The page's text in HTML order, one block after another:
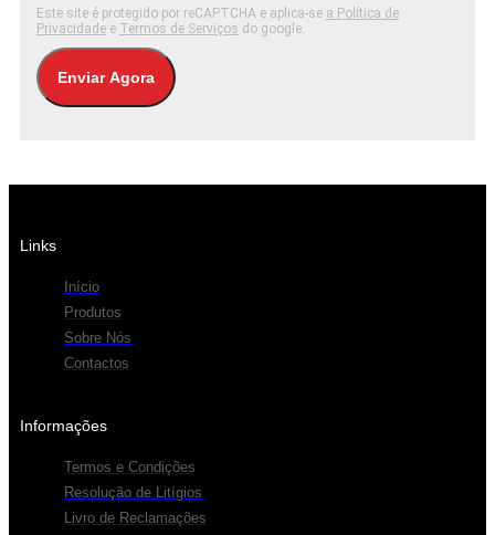
Este site é protegido por reCAPTCHA e aplica-se a Política de
Privacidade e Termos de Serviços do google.
Enviar Agora
Links
Início
Produtos
Sobre Nós
Contactos
Informações
Termos e Condições
Resolução de Litígios
Livro de Reclamações